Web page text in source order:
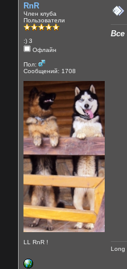
RnR
Член клуба
Пользователи
:) 3
Офлайн
Пол:
Сообщений: 1708
LL RnR !
Все
Long